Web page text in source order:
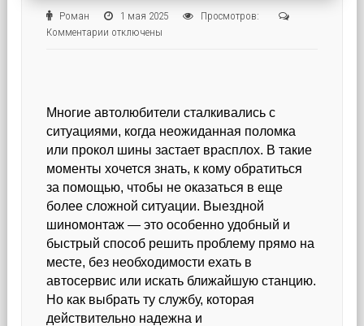
Роман 1 мая 2025
Просмотров:
Комментарии к
службу
выездного
шиномонтажа:
нюансы
отключены
Многие автолюбители сталкивались с
ситуациями, когда неожиданная поломка
или прокол шины застает врасплох. В такие
моменты хочется знать, к кому обратиться
за помощью, чтобы не оказаться в еще
более сложной ситуации. Выездной
шиномонтаж — это особенно удобный и
быстрый способ решить проблему прямо на
месте, без необходимости ехать в
автосервис или искать ближайшую станцию.
Но как выбрать ту службу, которая
действительно надежна и